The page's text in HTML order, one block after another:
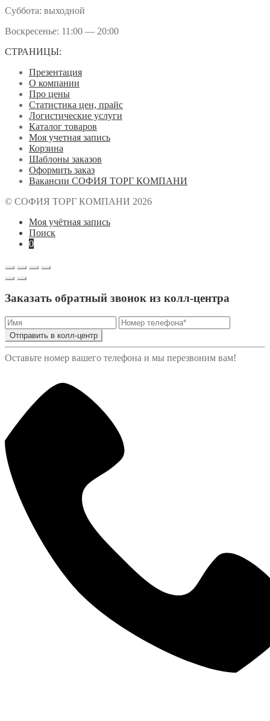
Суббота: выходной
Воскресенье: 11:00 — 20:00
СТРАНИЦЫ:
Презентация
О компании
Про цены
Статистика цен, прайс
Логистические услуги
Каталог товаров
Моя учетная запись
Корзина
Шаблоны заказов
Оформить заказ
Вакансии СОФИЯ ТОРГ КОМПАНИ
© СОФИЯ ТОРГ КОМПАНИ 2026
Моя учётная запись
Поиск
0
Заказать обратный звонок из колл-центра
Отправить в колл-центр
Оставьте номер вашего телефона и мы перезвоним вам!